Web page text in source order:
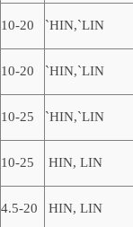
10-20 `HIN,`LIN
10-20 `HIN,`LIN
10-25 `HIN,`LIN
10-25 HIN, LIN
4.5-20 HIN, LIN